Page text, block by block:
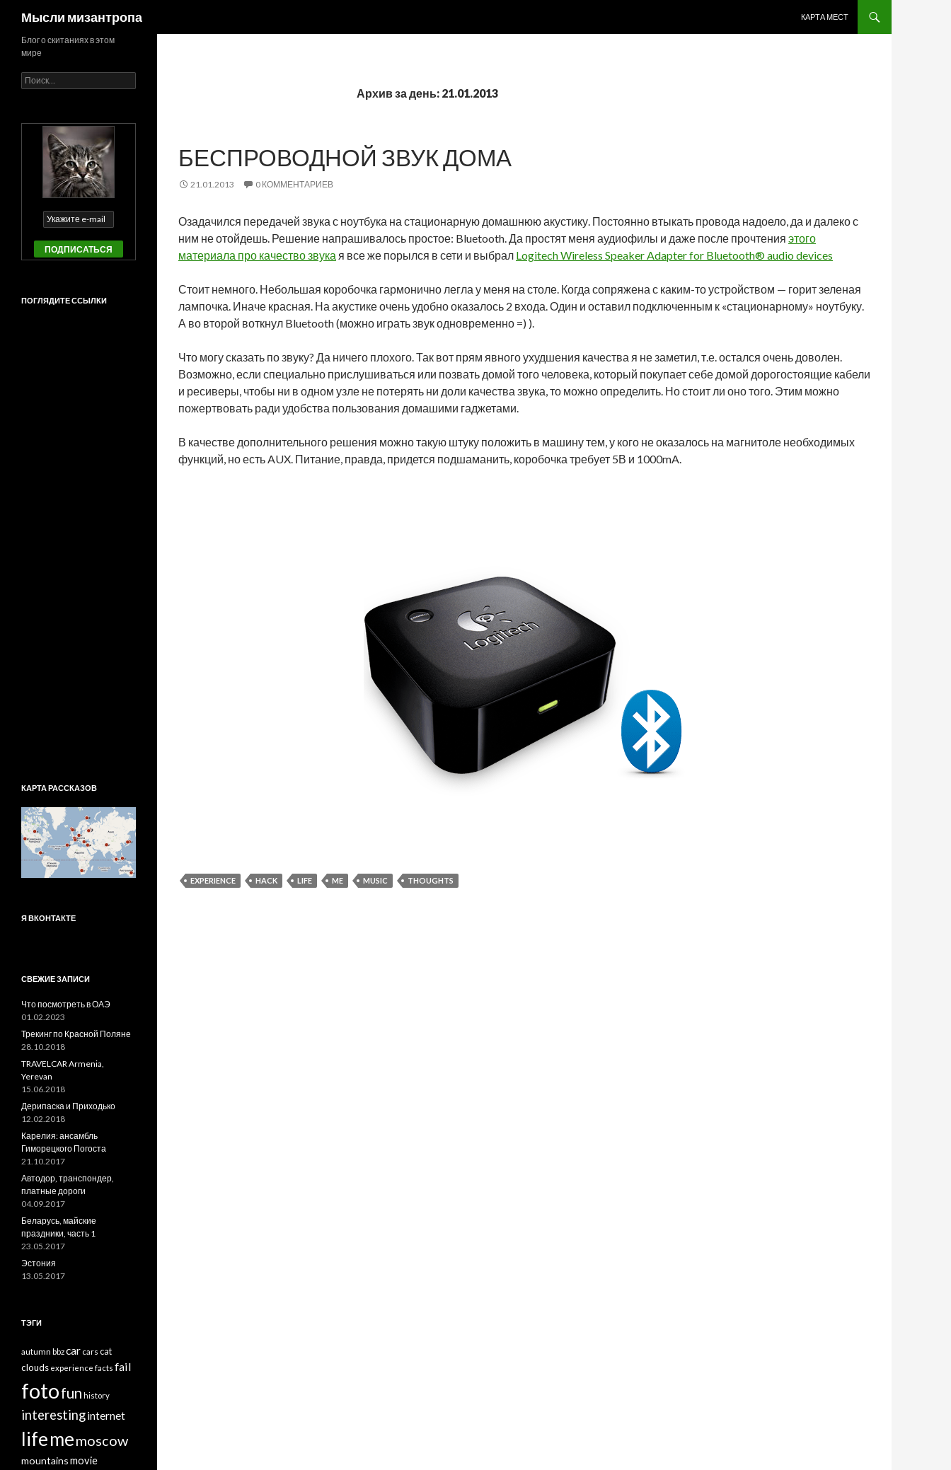
Мысли мизантропа
КАРТА МЕСТ
Архив за день: 21.01.2013
БЕСПРОВОДНОЙ ЗВУК ДОМА
21.01.2013 0 КОММЕНТАРИЕВ
Озадачился передачей звука с ноутбука на стационарную домашнюю акустику. Постоянно втыкать провода надоело, да и далеко с
ним не отойдешь. Решение напрашивалось простое: Bluetooth. Да простят меня аудиофилы и даже после прочтения этого
материала про качество звука я все же порылся в сети и выбрал Logitech Wireless Speaker Adapter for Bluetooth® audio devices
Стоит немного. Небольшая коробочка гармонично легла у меня на столе. Когда сопряжена с каким-то устройством — горит зеленая
лампочка. Иначе красная. На акустике очень удобно оказалось 2 входа. Один и оставил подключенным к «стационарному» ноутбуку.
А во второй воткнул Bluetooth (можно играть звук одновременно =) ).
Что могу сказать по звуку? Да ничего плохого. Так вот прям явного ухудшения качества я не заметил, т.е. остался очень доволен.
Возможно, если специально прислушиваться или позвать домой того человека, который покупает себе домой дорогостоящие кабели
и ресиверы, чтобы ни в одном узле не потерять ни доли качества звука, то можно определить. Но стоит ли оно того. Этим можно
пожертвовать ради удобства пользования домашими гаджетами.
В качестве дополнительного решения можно такую штуку положить в машину тем, у кого не оказалось на магнитоле необходимых
функций, но есть AUX. Питание, правда, придется подшаманить, коробочка требует 5В и 1000mA.
EXPERIENCE HACK LIFE ME MUSIC THOUGHTS
Блог о скитаниях в этом
мире
Найти:
ПОГЛЯДИТЕ ССЫЛКИ
КАРТА РАССКАЗОВ
Я ВКОНТАКТЕ
СВЕЖИЕ ЗАПИСИ
Что посмотреть в ОАЭ
01.02.2023
Трекинг по Красной Поляне
28.10.2018
TRAVELCAR Armenia,
Yerevan
15.06.2018
Дерипаска и Приходько
12.02.2018
Карелия: ансамбль
Гиморецкого Погоста
21.10.2017
Автодор, транспондер,
платные дороги
04.09.2017
Беларусь, майские
праздники, часть 1
23.05.2017
Эстония
13.05.2017
ТЭГИ
autumn bbzcar cars cat
clouds experience facts fail
fotofun history
interestinginternet
lifememoscow
mountainsmovie